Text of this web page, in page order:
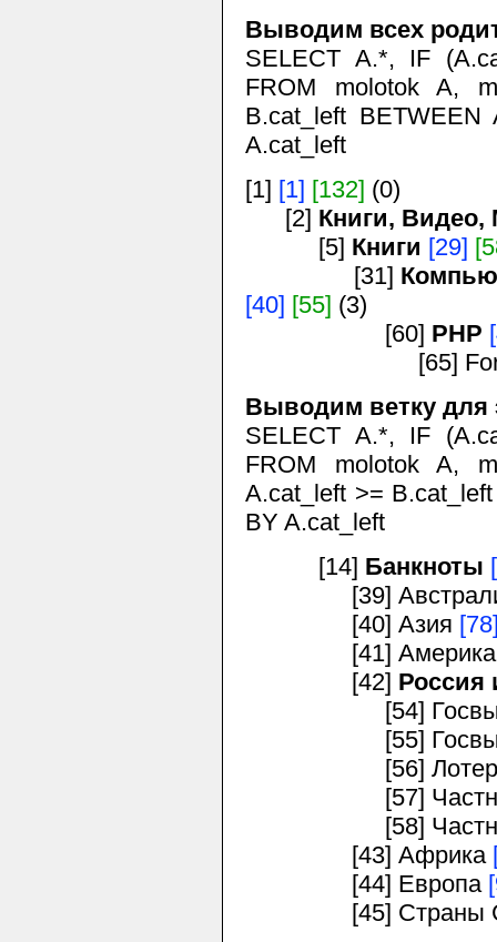
Выводим всех
SELECT A.*, IF
FROM molotok A,
B.cat_left
A.cat_left
[1] [1] [132] (0)
[2] Книги, Видео,
[5] Книги [29]
[31]
[40] [55] (3)
[60] PHP
[65] For
Выводим ветку для
SELECT A.*, IF
FROM molotok A,
A.cat_left >=
BY A.cat_left
[14] Банкноты
[39] Австралия
[40] Азия
[41]
[42]
[54]
[55]
[56] Лотереи,
[57] Частные
[58] Частные
[43] Африка
[44] Европа
[45] Страны